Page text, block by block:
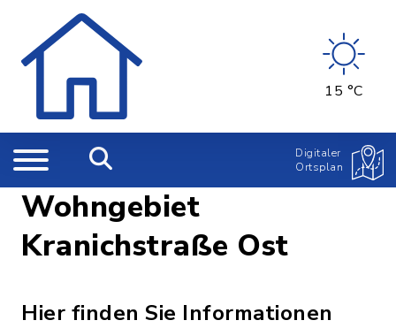
15 °C
Digitaler
Ortsplan
Wohngebiet
Kranichstraße Ost
Hier finden Sie Informationen